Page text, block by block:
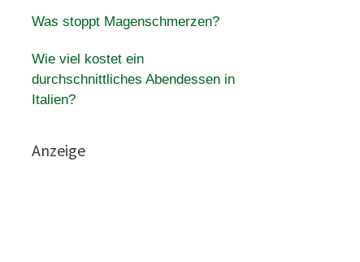
Was stoppt Magenschmerzen?
Wie viel kostet ein
durchschnittliches Abendessen in
Italien?
Anzeige